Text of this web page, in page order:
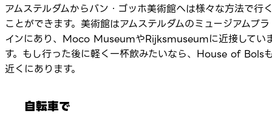
アムステルダムからバン・ゴッホ美術館へは様々な方法で行
ことができます。美術館はアムステルダムのミュージアムプラ
インにあり、Moco MuseumやRijksmuseumに近接してい
す。もし行った後に軽く一杯飲みたいなら、House of Bols
近くにあります。
自転車で